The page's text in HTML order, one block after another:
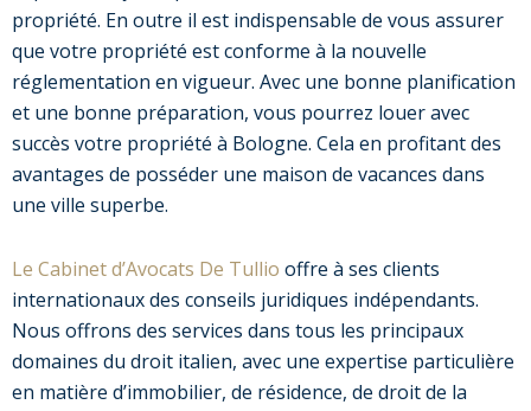
propriété. En outre il est indispensable de vous assurer
que votre propriété est conforme à la nouvelle
réglementation en vigueur. Avec une bonne planification
et une bonne préparation, vous pourrez louer avec
succès votre propriété à Bologne. Cela en profitant des
avantages de posséder une maison de vacances dans
une ville superbe.
Le Cabinet d’Avocats De Tullio offre à ses clients
internationaux des conseils juridiques indépendants.
Nous offrons des services dans tous les principaux
domaines du droit italien, avec une expertise particulière
en matière d’immobilier, de résidence, de droit de la